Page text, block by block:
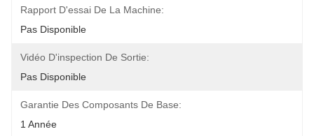
Rapport D'essai De La Machine:
Pas Disponible
Vidéo D'inspection De Sortie:
Pas Disponible
Garantie Des Composants De Base:
1 Année